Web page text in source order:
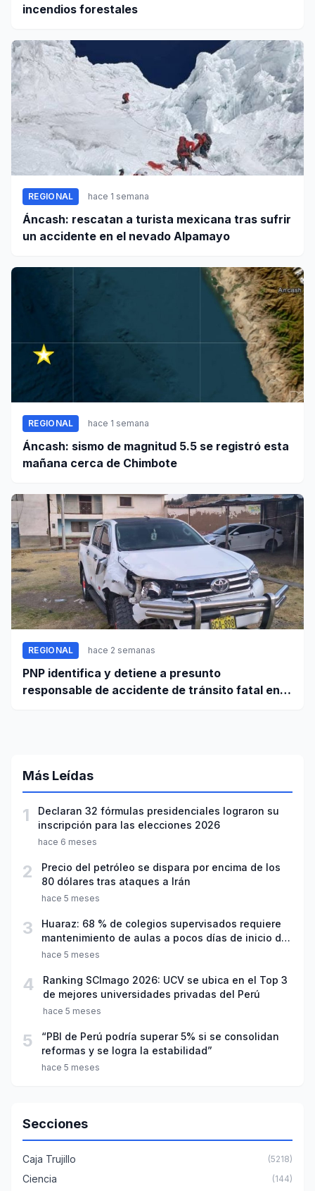
incendios forestales
REGIONAL hace 1 semana
Áncash: rescatan a turista mexicana tras sufrir
un accidente en el nevado Alpamayo
REGIONAL hace 1 semana
Áncash: sismo de magnitud 5.5 se registró esta
mañana cerca de Chimbote
REGIONAL hace 2 semanas
PNP identifica y detiene a presunto
responsable de accidente de tránsito fatal en
Más Leídas
1
Declaran 32 fórmulas presidenciales lograron su
inscripción para las elecciones 2026
hace 6 meses
2
Precio del petróleo se dispara por encima de los
80 dólares tras ataques a Irán
hace 5 meses
3
Huaraz: 68 % de colegios supervisados requiere
mantenimiento de aulas a pocos días de inicio del
año escolar 2026
hace 5 meses
4
Ranking SCImago 2026: UCV se ubica en el Top 3
de mejores universidades privadas del Perú
hace 5 meses
5
“PBI de Perú podría superar 5% si se consolidan
reformas y se logra la estabilidad”
hace 5 meses
Secciones
Caja Trujillo (5218)
Ciencia (144)